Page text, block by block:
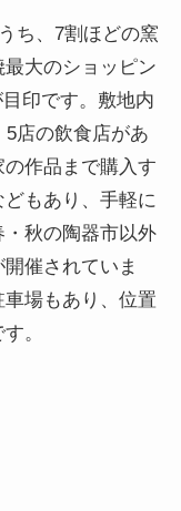
ち、7割ほどの窯
大のショッピン
印です。敷地内
店の飲食店があ
作品まで購入す
もあり、手軽に
秋の陶器市以外
催されていま
場もあり、位置
。